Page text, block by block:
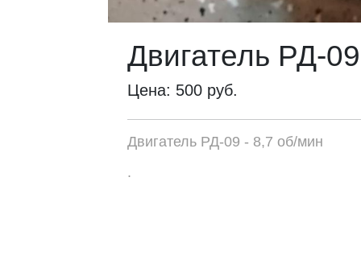
Двигатель РД-
Цена: 500 руб.
Двигатель РД-09 - 8,7 об/мин
.